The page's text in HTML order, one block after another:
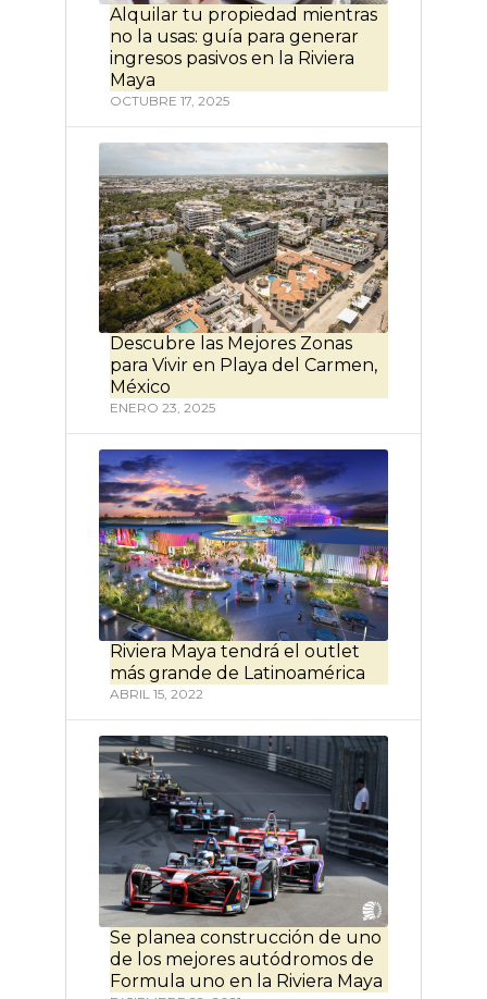
Alquilar tu propiedad mientras
no la usas: guía para generar
ingresos pasivos en la Riviera
Maya
OCTUBRE 17, 2025
Descubre las Mejores Zonas
para Vivir en Playa del Carmen,
México
ENERO 23, 2025
Riviera Maya tendrá el outlet
más grande de Latinoamérica
ABRIL 15, 2022
Se planea construcción de uno
de los mejores autódromos de
Formula uno en la Riviera Maya